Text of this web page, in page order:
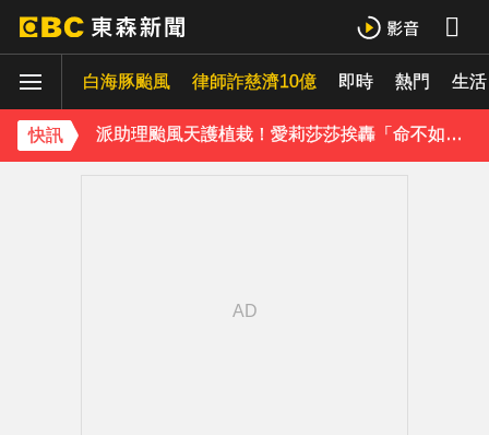
白海豚颱風 律師詐慈濟10億 即時 熱門 生活
快訊
百萬網紅失蹤3年遇害！遭閨密設局赴菲「綁架撕票」千萬贖金救不回
派助理颱風天護植栽！愛莉莎莎挨轟「命不如植物」反擊：不會被吹出去